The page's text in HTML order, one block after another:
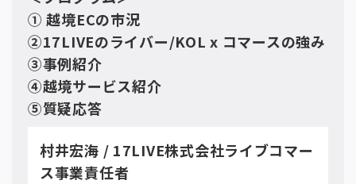
① 越境ECの市況
②17LIVEのライバー/KOL x コマースの強み
③事例紹介
④越境サービス紹介
⑤質疑応答
村井宏海 / 17LIVE株式会社ライブコマー
ス事業責任者